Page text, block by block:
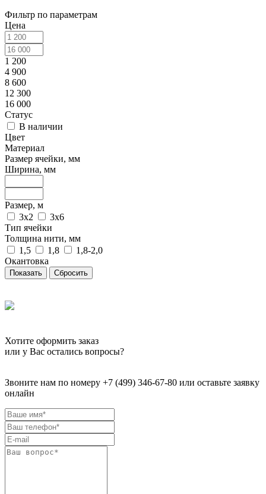
Фильтр по параметрам
Цена
1 200
4 900
8 600
12 300
16 000
Статус
В наличии
Цвет
Материал
Размер ячейки, мм
Ширина, мм
Размер, м
3х2
3х6
Тип ячейки
Толщина нити, мм
1,5
1,8
1,8-2,0
Окантовка
Сбросить
Хотите оформить заказ
или у Вас остались вопросы?
Звоните нам по номеру +7 (499) 346-67-80 или оставьте заявку
онлайн